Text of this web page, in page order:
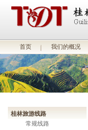
首页 我们的概况
桂林旅游线路
常规线路